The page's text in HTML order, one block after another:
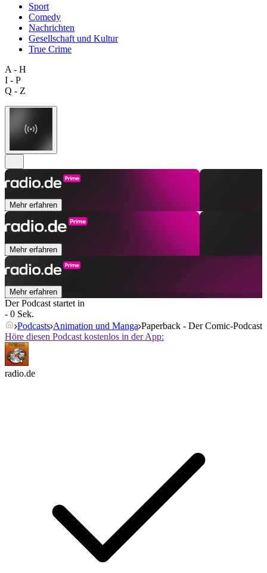
Sport
Comedy
Nachrichten
Gesellschaft und Kultur
True Crime
A - H
I - P
Q - Z
Mehr erfahren
Mehr erfahren
Mehr erfahren
Der Podcast startet in
- 0 Sek.
Podcasts Animation und Manga Paperback - Der Comic-Podcast
Höre diesen Podcast kostenlos in der App:
radio.de